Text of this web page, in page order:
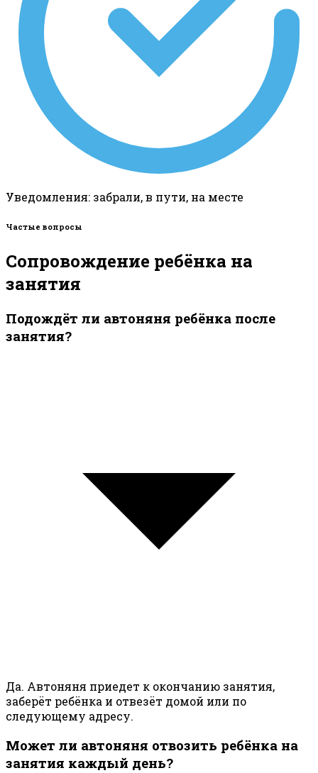
Уведомления: забрали, в пути, на месте
Частые вопросы
Сопровождение ребёнка на
занятия
Подождёт ли автоняня ребёнка после
занятия?
Да. Автоняня приедет к окончанию занятия,
заберёт ребёнка и отвезёт домой или по
следующему адресу.
Может ли автоняня отвозить ребёнка на
занятия каждый день?